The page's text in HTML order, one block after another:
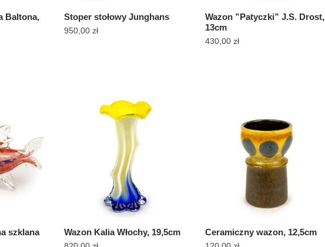
Baltona,
Stoper stołowy Junghans
950,00 zł
Wazon ”Patyczki” J.S. Drost,
13cm
430,00 zł
szklana
Wazon Kalia Włochy, 19,5cm Ceramiczny wazon, 12,5cm